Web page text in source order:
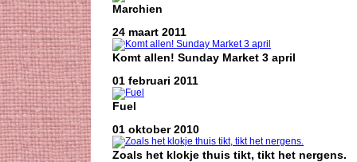
Marchien
24 maart 2011
Komt allen! Sunday Market 3 april
01 februari 2011
Fuel
01 oktober 2010
Zoals het klokje thuis tikt, tikt het nergens.